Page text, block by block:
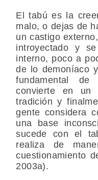
El tabú es la
malo, o dejas de
un castigo
introyectado y
interno, poco a
de lo demoníaco
fundamental
convierte en un
tradición y
gente considera
una base
sucede con el
realiza de
cuestionamiento
2003a).